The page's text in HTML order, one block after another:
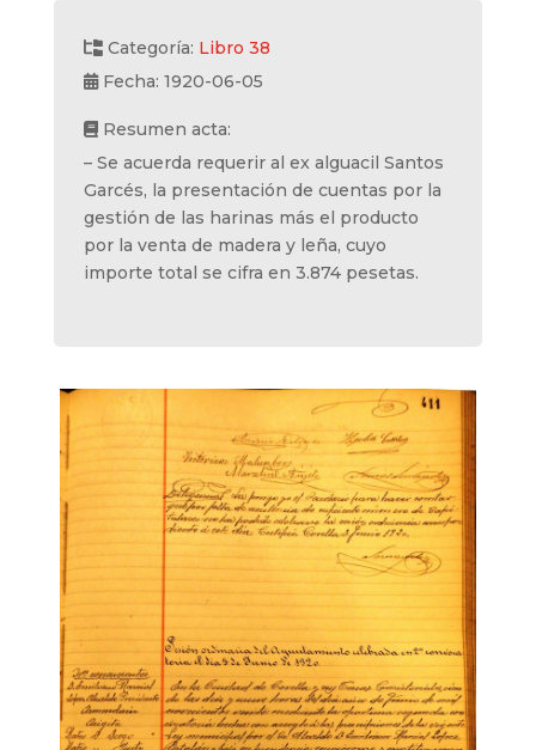
Categoría: Libro 38
Fecha: 1920-06-05
Resumen acta:
– Se acuerda requerir al ex alguacil Santos
Garcés, la presentación de cuentas por la
gestión de las harinas más el producto
por la venta de madera y leña, cuyo
importe total se cifra en 3.874 pesetas.